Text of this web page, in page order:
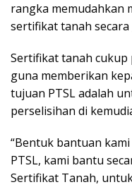
rangka memudahkan
sertifikat tanah secara
Sertifikat tanah
guna memberikan
tujuan PTSL adalah
perselisihan di
“Bentuk bantuan
PTSL, kami bantu
Sertifikat Tanah,